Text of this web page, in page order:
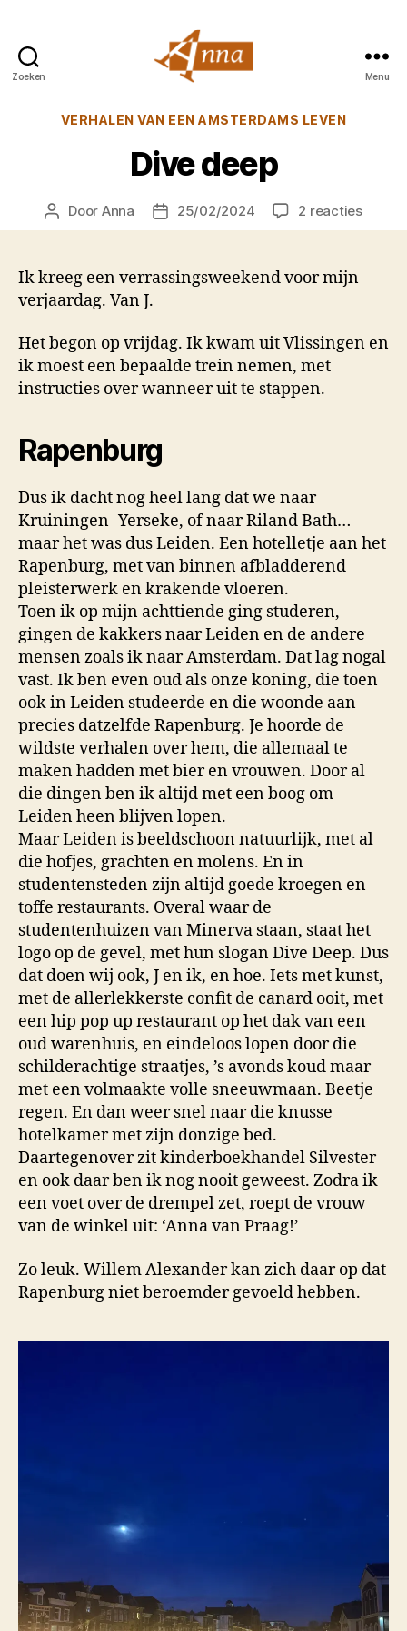
Zoeken
van
Menu
Categorieën
VERHALEN VAN EEN AMSTERDAMS LEVEN
Dive deep
Berichtauteur
Door Anna Berichtdatum
25/02/2024 2 reactiesop
Dive
Ik kreeg een verrassingsweekend voor mijn
verjaardag. Van J.
Het begon op vrijdag. Ik kwam uit Vlissingen en
ik moest een bepaalde trein nemen, met
instructies over wanneer uit te stappen.
Rapenburg
Dus ik dacht nog heel lang dat we naar
Kruiningen- Yerseke, of naar Riland Bath…
maar het was dus Leiden. Een hotelletje aan het
Rapenburg, met van binnen afbladderend
pleisterwerk en krakende vloeren.
Toen ik op mijn achttiende ging studeren,
gingen de kakkers naar Leiden en de andere
mensen zoals ik naar Amsterdam. Dat lag nogal
vast. Ik ben even oud als onze koning, die toen
ook in Leiden studeerde en die woonde aan
precies datzelfde Rapenburg. Je hoorde de
wildste verhalen over hem, die allemaal te
maken hadden met bier en vrouwen. Door al
die dingen ben ik altijd met een boog om
Leiden heen blijven lopen.
Maar Leiden is beeldschoon natuurlijk, met al
die hofjes, grachten en molens. En in
studentensteden zijn altijd goede kroegen en
toffe restaurants. Overal waar de
studentenhuizen van Minerva staan, staat het
logo op de gevel, met hun slogan Dive Deep. Dus
dat doen wij ook, J en ik, en hoe. Iets met kunst,
met de allerlekkerste confit de canard ooit, met
een hip pop up restaurant op het dak van een
oud warenhuis, en eindeloos lopen door die
schilderachtige straatjes, ’s avonds koud maar
met een volmaakte volle sneeuwmaan. Beetje
regen. En dan weer snel naar die knusse
hotelkamer met zijn donzige bed.
Daartegenover zit kinderboekhandel Silvester
en ook daar ben ik nog nooit geweest. Zodra ik
een voet over de drempel zet, roept de vrouw
van de winkel uit: ‘Anna van Praag!’
Zo leuk. Willem Alexander kan zich daar op dat
Rapenburg niet beroemder gevoeld hebben.